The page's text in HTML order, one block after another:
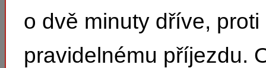
o dvě minuty dříve, proti
pravidelnému příjezdu.